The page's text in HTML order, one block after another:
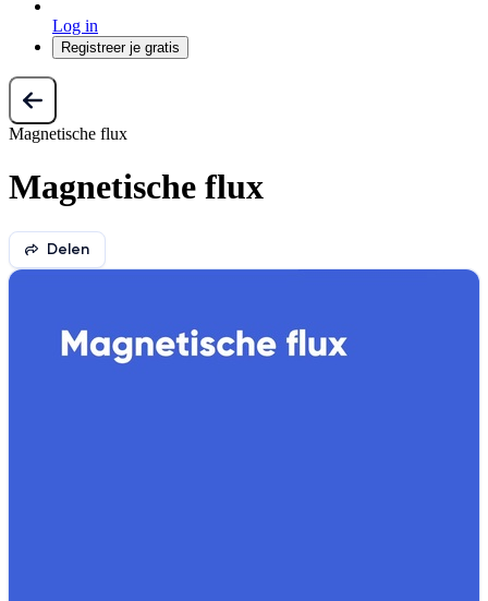
Log in
Registreer je gratis
Magnetische flux
Magnetische flux
Delen